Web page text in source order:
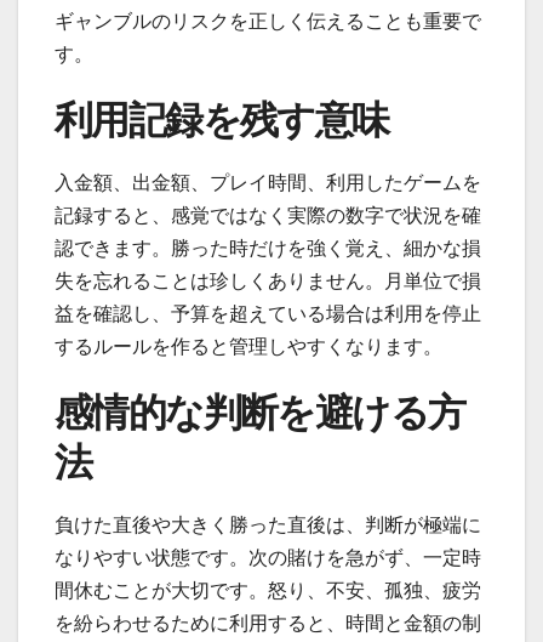
ギャンブルのリスクを正しく伝えることも重要で
す。
利用記録を残す意味
入金額、出金額、プレイ時間、利用したゲームを
記録すると、感覚ではなく実際の数字で状況を確
認できます。勝った時だけを強く覚え、細かな損
失を忘れることは珍しくありません。月単位で損
益を確認し、予算を超えている場合は利用を停止
するルールを作ると管理しやすくなります。
感情的な判断を避ける方
法
負けた直後や大きく勝った直後は、判断が極端に
なりやすい状態です。次の賭けを急がず、一定時
間休むことが大切です。怒り、不安、孤独、疲労
を紛らわせるために利用すると、時間と金額の制